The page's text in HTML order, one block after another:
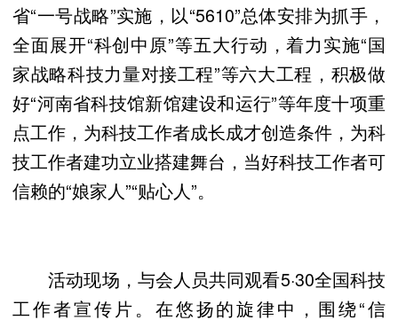
省“一号战略”实施，以“5610”总体安排为抓手，
全面展开“科创中原”等五大行动，着力实施“国
家战略科技力量对接工程”等六大工程，积极做
好“河南省科技馆新馆建设和运行”等年度十项重
点工作，为科技工作者成长成才创造条件，为科
技工作者建功立业搭建舞台，当好科技工作者可
信赖的“娘家人”“贴心人”。
活动现场，与会人员共同观看5·30全国科技
工作者宣传片。在悠扬的旋律中，围绕“信